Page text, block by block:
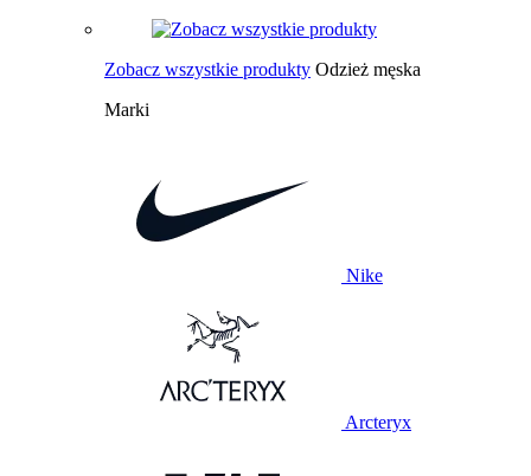
Zobacz wszystkie produkty Odzież męska
Marki
Nike
Arcteryx